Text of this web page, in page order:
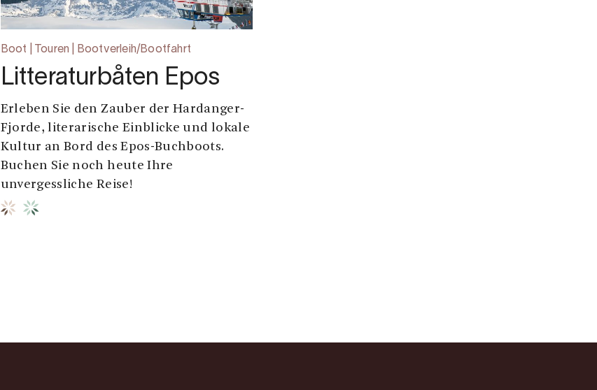
Boot | Touren | Bootverleih/Bootfahrt
Litteraturbåten Epos
Erleben Sie den Zauber der Hardanger-
Fjorde, literarische Einblicke und lokale
Kultur an Bord des Epos-Buchboots.
Buchen Sie noch heute Ihre
unvergessliche Reise!